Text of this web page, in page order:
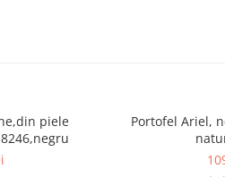
piele
Portofel Ariel,